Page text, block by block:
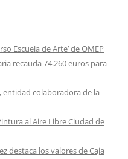
Escuela de Arte’ de OMEP
recauda 74.260 euros para
entidad colaboradora de la
al Aire Libre Ciudad de
destaca los valores de Caja